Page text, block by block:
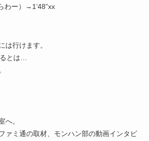
わー）→1’48”xx
は行けます。
とは…
へ。
ァミ通の取材、モンハン部の動画インタビ